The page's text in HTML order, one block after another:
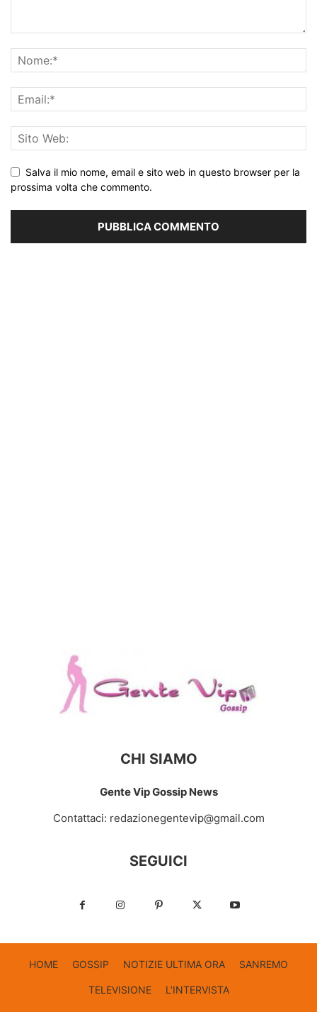
Salva il mio nome, email e sito web in questo browser per la
prossima volta che commento.
CHI SIAMO
Gente Vip Gossip News
Contattaci: redazionegentevip@gmail.com
SEGUICI
HOME GOSSIP NOTIZIE ULTIMA ORA SANREMO
TELEVISIONE L’INTERVISTA